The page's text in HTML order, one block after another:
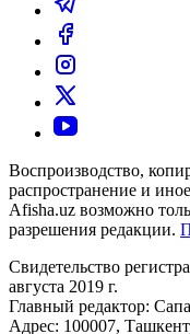
Воспроизводство,
распространение и
Afisha.uz возможно
разрешения редакции.
Свидетельство
августа 2019 г.
Главный редактор:
Адрес: 100007,